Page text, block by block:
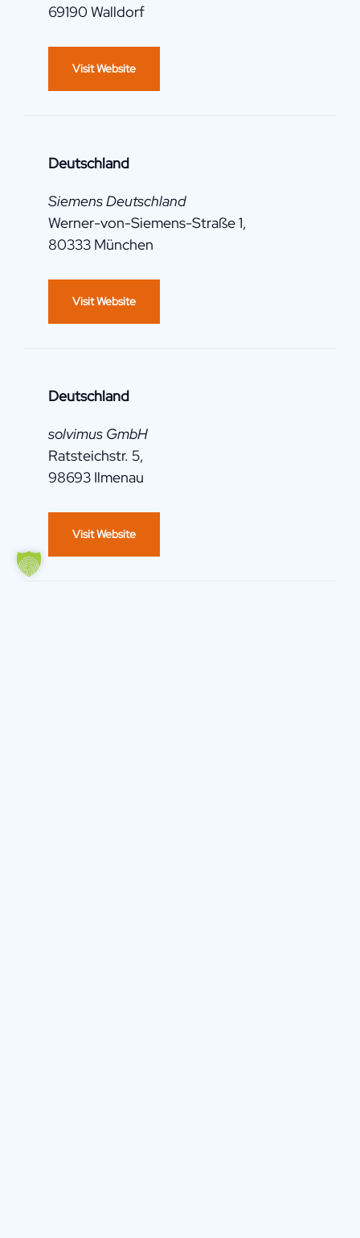
69190 Walldorf
Visit Website
Deutschland
Siemens Deutschland
Werner-von-Siemens-Straße 1,
80333 München
Visit Website
Deutschland
solvimus GmbH
Ratsteichstr. 5,
98693 Ilmenau
Visit Website